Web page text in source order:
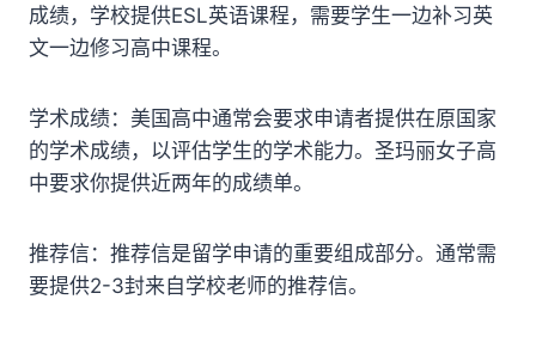
成绩，学校提供ESL英语课程，需要学生一边补习英
文一边修习高中课程。
学术成绩：美国高中通常会要求申请者提供在原国家
的学术成绩，以评估学生的学术能力。圣玛丽女子高
中要求你提供近两年的成绩单。
推荐信：推荐信是留学申请的重要组成部分。通常需
要提供2-3封来自学校老师的推荐信。